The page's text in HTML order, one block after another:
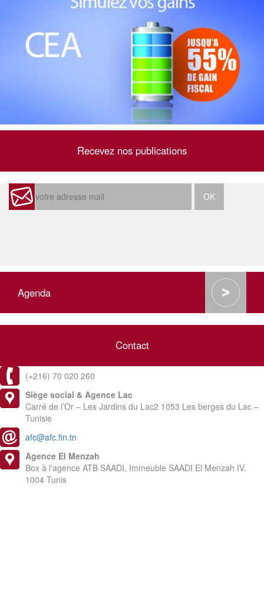
Recevez nos publications
Agenda
Contact
(+216) 70 020 260
Siège social & Agence Lac
Carré de l’Or – Les Jardins du Lac2 1053 Les berges du Lac –
Tunisie
afc@afc.fin.tn
Agence El Menzah
Box à l'agence ATB SAADI, Immeuble SAADI El Menzah IV.
1004 Tunis